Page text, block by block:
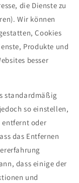
die Dienste zu
Wir können
Cookies
Produkte und
besser
standardmäßig
so einstellen,
entfernt oder
das Entfernen
dass einige der
und